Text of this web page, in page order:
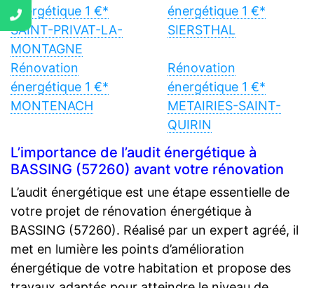
énergétique 1 €*
SAINT-PRIVAT-LA-
MONTAGNE
énergétique 1 €*
SIERSTHAL
Rénovation
énergétique 1 €*
MONTENACH
Rénovation
énergétique 1 €*
METAIRIES-SAINT-
QUIRIN
L’importance de l’audit énergétique à
BASSING (57260) avant votre rénovation
L’audit énergétique est une étape essentielle de
votre projet de rénovation énergétique à
BASSING (57260). Réalisé par un expert agréé, il
met en lumière les points d’amélioration
énergétique de votre habitation et propose des